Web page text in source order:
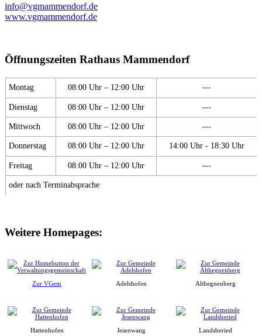
info@vgmammendorf.de
www.vgmammendorf.de
Öffnungszeiten Rathaus Mammendorf
Montag 08:00 Uhr – 12:00 Uhr ---
Dienstag 08:00 Uhr – 12:00 Uhr ---
Mittwoch 08:00 Uhr – 12:00 Uhr ---
Donnerstag 08:00 Uhr – 12:00 Uhr 14:00 Uhr - 18:30 Uhr
Freitag 08:00 Uhr – 12:00 Uhr ---
oder nach Terminabsprache
Weitere Homepages:
Zur VGem Adelshofen Althegnenberg
Hattenhofen Jesenwang Landsberied